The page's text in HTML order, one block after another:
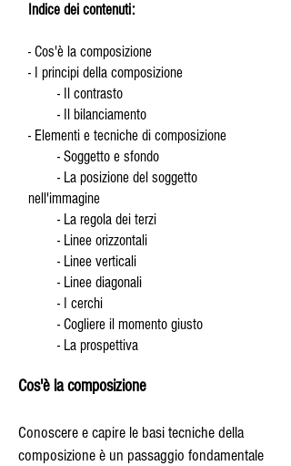
Indice dei contenuti:
- Cos'è la composizione
- I principi della composizione
- Il contrasto
- Il bilanciamento
- Elementi e tecniche di composizione
- Soggetto e sfondo
- La posizione del soggetto
nell'immagine
- La regola dei terzi
- Linee orizzontali
- Linee verticali
- Linee diagonali
- I cerchi
- Cogliere il momento giusto
- La prospettiva
Cos'è la composizione
Conoscere e capire le basi tecniche della
composizione è un passaggio fondamentale